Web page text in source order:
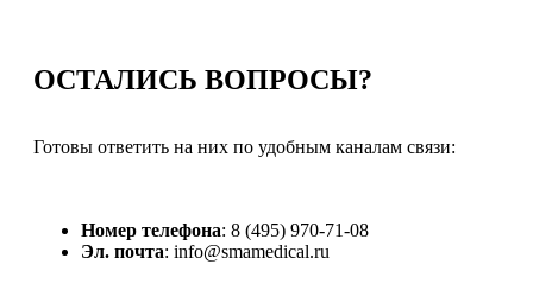
ОСТАЛИСЬ ВОПРОСЫ?
Готовы ответить на них по удобным каналам связи:
Номер телефона: 8 (495) 970-71-08
Эл. почта: info@smamedical.ru